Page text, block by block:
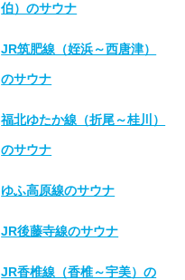
伯）のサウナ
JR筑肥線（姪浜～西唐津）
のサウナ
福北ゆたか線（折尾～桂川）
のサウナ
ゆふ高原線のサウナ
JR後藤寺線のサウナ
JR香椎線（香椎～宇美）の